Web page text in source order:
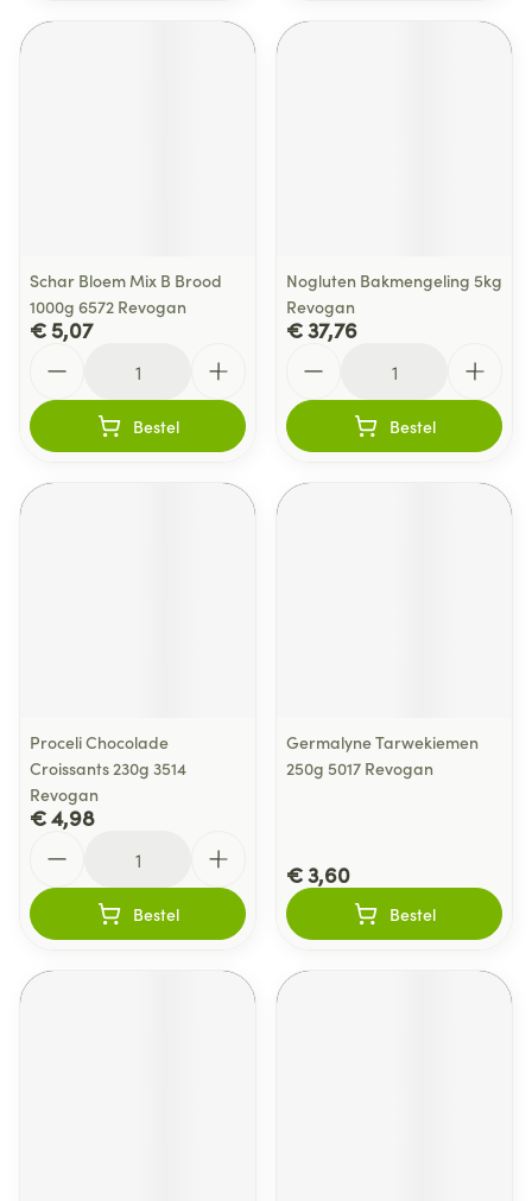
Schar Bloem Mix B Brood
1000g 6572 Revogan
€ 5,07
Bestel
Nogluten Bakmengeling 5kg
Revogan
€ 37,76
Bestel
Proceli Chocolade
Croissants 230g 3514
Revogan
€ 4,98
Bestel
Germalyne Tarwekiemen
250g 5017 Revogan
€ 3,60
Bestel